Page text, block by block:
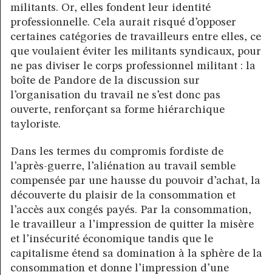
militants. Or, elles fondent leur identité
professionnelle. Cela aurait risqué d’opposer
certaines catégories de travailleurs entre elles, ce
que voulaient éviter les militants syndicaux, pour
ne pas diviser le corps professionnel militant : la
boîte de Pandore de la discussion sur
l’organisation du travail ne s’est donc pas
ouverte, renforçant sa forme hiérarchique
tayloriste.
Dans les termes du compromis fordiste de
l’après-guerre, l’aliénation au travail semble
compensée par une hausse du pouvoir d’achat, la
découverte du plaisir de la consommation et
l’accès aux congés payés. Par la consommation,
le travailleur a l’impression de quitter la misère
et l’insécurité économique tandis que le
capitalisme étend sa domination à la sphère de la
consommation et donne l’impression d’une